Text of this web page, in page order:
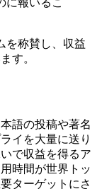
に報いるこ
を称賛し、収益
す。
語の投稿や著名
イを大量に送り
で収益を得るア
時間が世界トッ
ターゲットにさ